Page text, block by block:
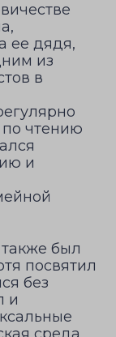
ее дядя,
из
в
чтению
и
был
посвятил
без
и